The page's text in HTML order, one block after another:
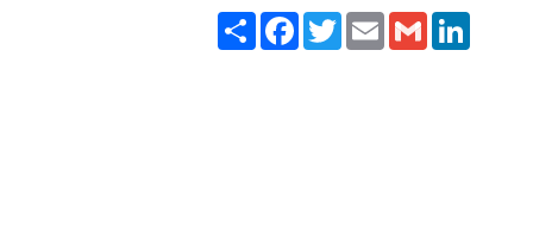
Paylaş FacebookTwitter Email Gmail